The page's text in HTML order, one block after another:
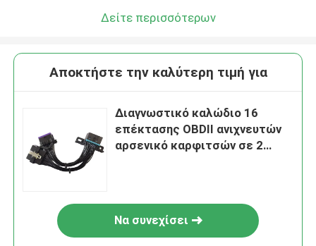
Δείτε περισσότερων
Αποκτήστε την καλύτερη τιμή για
Διαγνωστικό καλώδιο 16
επέκτασης OBDII ανιχνευτών
αρσενικό καρφιτσών σε 2
Να συνεχίσει